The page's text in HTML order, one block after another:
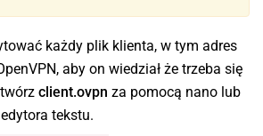
każdy plik klienta, w tym adres
aby on wiedział że trzeba się
client.ovpn za pomocą nano lub
tekstu.